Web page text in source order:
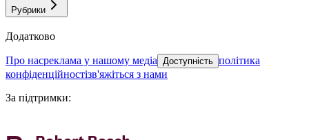
Рубрики
Додатково
про насреклама у нашому медіа Доступність політика
конфіденційностізв'яжіться з нами
За підтримки: